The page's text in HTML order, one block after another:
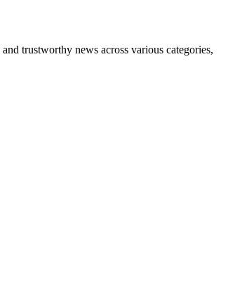
trustworthy news across various categories,